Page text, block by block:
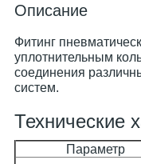
Описание
Фитинг
уплотнительным
соединения
систем.
Технические
Параметр